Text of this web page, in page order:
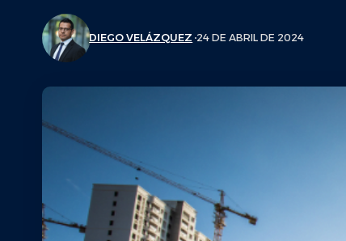
DIEGO VELÁZQUEZ 24 DE ABRIL DE 2024